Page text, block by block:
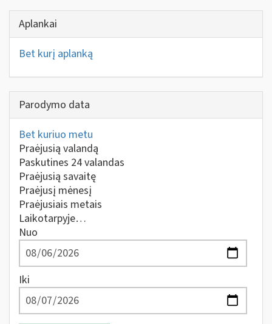
Aplankai
Bet kurį aplanką
Parodymo data
Bet kuriuo metu
Praėjusią valandą
Paskutines 24 valandas
Praėjusią savaitę
Praėjusį mėnesį
Praėjusiais metais
Laikotarpyje…
Nuo
Iki